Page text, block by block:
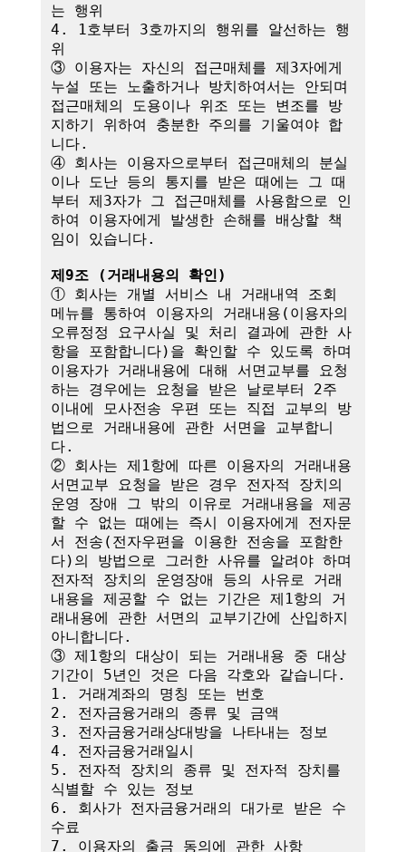
는 행위
4. 1호부터 3호까지의 행위를 알선하는 행
위
③ 이용자는 자신의 접근매체를 제3자에게
누설 또는 노출하거나 방치하여서는 안되며
접근매체의 도용이나 위조 또는 변조를 방
지하기 위하여 충분한 주의를 기울여야 합
니다.
④ 회사는 이용자으로부터 접근매체의 분실
이나 도난 등의 통지를 받은 때에는 그 때
부터 제3자가 그 접근매체를 사용함으로 인
하여 이용자에게 발생한 손해를 배상할 책
임이 있습니다.
제9조 (거래내용의 확인)
① 회사는 개별 서비스 내 거래내역 조회
메뉴를 통하여 이용자의 거래내용(이용자의
오류정정 요구사실 및 처리 결과에 관한 사
항을 포함합니다)을 확인할 수 있도록 하며
이용자가 거래내용에 대해 서면교부를 요청
하는 경우에는 요청을 받은 날로부터 2주
이내에 모사전송 우편 또는 직접 교부의 방
법으로 거래내용에 관한 서면을 교부합니
다.
② 회사는 제1항에 따른 이용자의 거래내용
서면교부 요청을 받은 경우 전자적 장치의
운영 장애 그 밖의 이유로 거래내용을 제공
할 수 없는 때에는 즉시 이용자에게 전자문
서 전송(전자우편을 이용한 전송을 포함한
다)의 방법으로 그러한 사유를 알려야 하며
전자적 장치의 운영장애 등의 사유로 거래
내용을 제공할 수 없는 기간은 제1항의 거
래내용에 관한 서면의 교부기간에 산입하지
아니합니다.
③ 제1항의 대상이 되는 거래내용 중 대상
기간이 5년인 것은 다음 각호와 같습니다.
1. 거래계좌의 명칭 또는 번호
2. 전자금융거래의 종류 및 금액
3. 전자금융거래상대방을 나타내는 정보
4. 전자금융거래일시
5. 전자적 장치의 종류 및 전자적 장치를
식별할 수 있는 정보
6. 회사가 전자금융거래의 대가로 받은 수
수료
7. 이용자의 출금 동의에 관한 사항